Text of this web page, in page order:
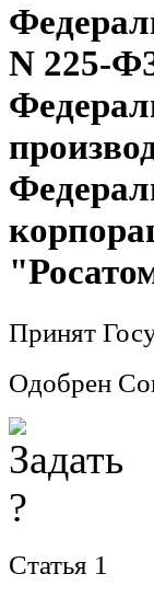
N 225-
Принят
Одобрен
Статья 1